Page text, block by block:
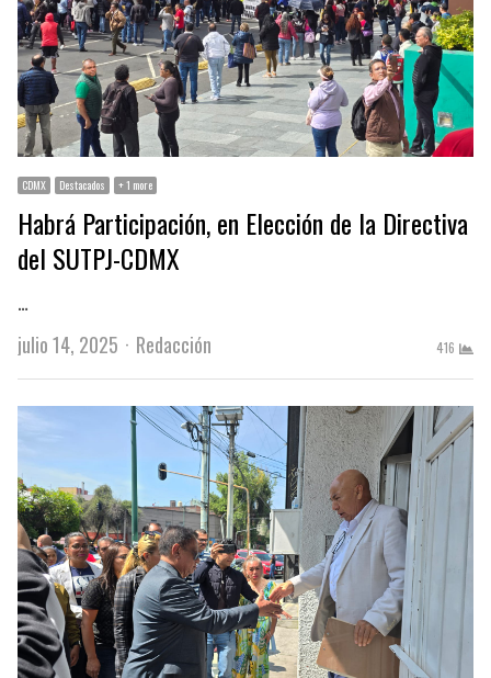
CDMX Destacados + 1 more
Habrá Participación, en Elección de la Directiva
del SUTPJ-CDMX
…
julio 14, 2025
Author
Redacción 416